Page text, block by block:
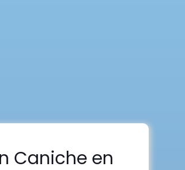
Caniche en